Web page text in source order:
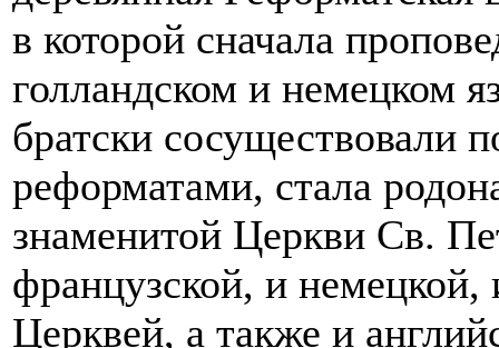
в которой сначала
голландском и немецком
братски сосуществовали
реформатами, стала
знаменитой Церкви Св.
французской, и немецкой,
Церквей, а также и